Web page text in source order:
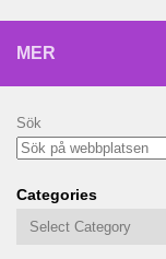
MER
Sök
Categories